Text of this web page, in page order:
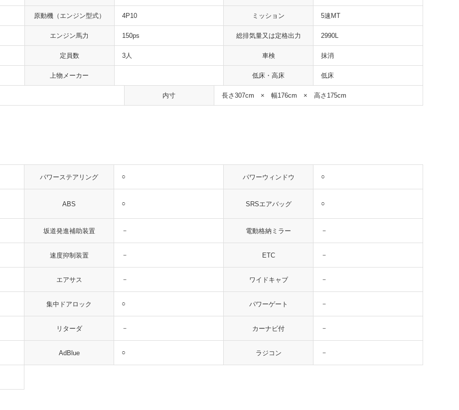
原動機（エンジン型式） 4P10 ミッション 5速MT
エンジン馬力 150ps 総排気量又は定格出力 2990L
定員数 3人 車検 抹消
上物メーカー 低床・高床 低床
内寸 長さ307cm × 幅176cm × 高さ175cm
パワーステアリング ○ パワーウィンドウ ○
ABS ○ SRSエアバッグ ○
坂道発進補助装置 － 電動格納ミラー －
速度抑制装置 － ETC －
エアサス － ワイドキャブ －
集中ドアロック ○ パワーゲート －
リターダ － カーナビ付 －
AdBlue ○ ラジコン －